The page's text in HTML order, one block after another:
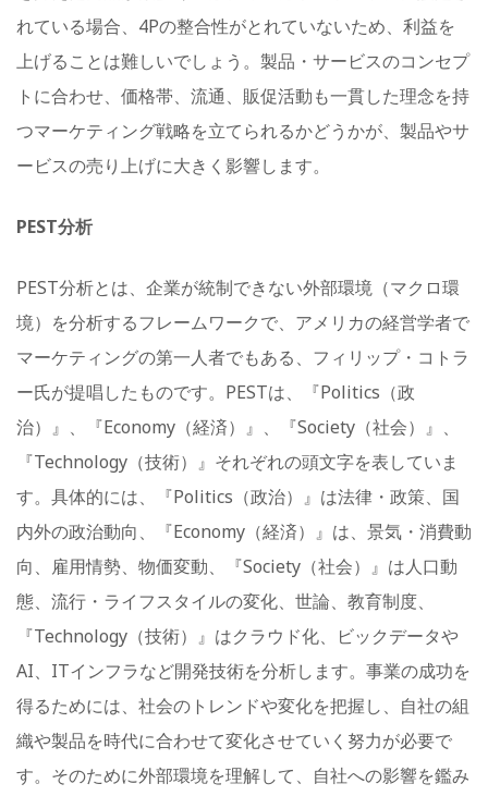
れている場合、4Pの整合性がとれていないため、利益を
上げることは難しいでしょう。製品・サービスのコンセプ
トに合わせ、価格帯、流通、販促活動も一貫した理念を持
つマーケティング戦略を立てられるかどうかが、製品やサ
ービスの売り上げに大きく影響します。
PEST分析
PEST分析とは、企業が統制できない外部環境（マクロ環
境）を分析するフレームワークで、アメリカの経営学者で
マーケティングの第一人者でもある、フィリップ・コトラ
ー氏が提唱したものです。PESTは、『Politics（政
治）』、『Economy（経済）』、『Society（社会）』、
『Technology（技術）』それぞれの頭文字を表していま
す。具体的には、『Politics（政治）』は法律・政策、国
内外の政治動向、『Economy（経済）』は、景気・消費動
向、雇用情勢、物価変動、『Society（社会）』は人口動
態、流行・ライフスタイルの変化、世論、教育制度、
『Technology（技術）』はクラウド化、ビックデータや
AI、ITインフラなど開発技術を分析します。事業の成功を
得るためには、社会のトレンドや変化を把握し、自社の組
織や製品を時代に合わせて変化させていく努力が必要で
す。そのために外部環境を理解して、自社への影響を鑑み